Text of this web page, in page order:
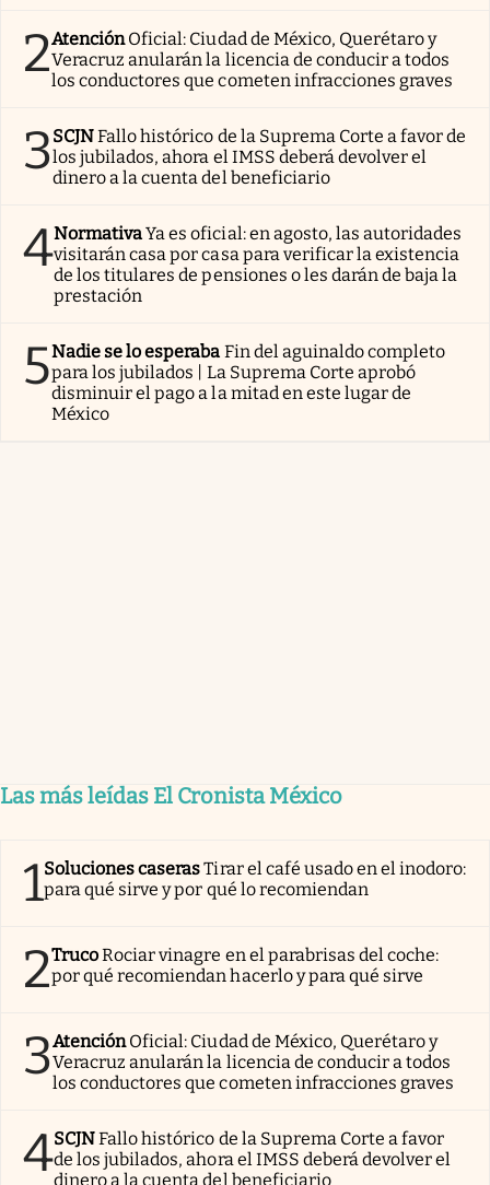
2AtenciónOficial: Ciudad de México, Querétaro y
Veracruz anularán la licencia de conducir a todos
los conductores que cometen infracciones graves
3SCJNFallo histórico de la Suprema Corte a favor de
los jubilados, ahora el IMSS deberá devolver el
dinero a la cuenta del beneficiario
4NormativaYa es oficial: en agosto, las autoridades
visitarán casa por casa para verificar la existencia
de los titulares de pensiones o les darán de baja la
prestación
5Nadie se lo esperaba Fin del aguinaldo completo
para los jubilados | La Suprema Corte aprobó
disminuir el pago a la mitad en este lugar de
México
Las más leídas El Cronista México
1Soluciones caserasTirar el café usado en el inodoro:
para qué sirve y por qué lo recomiendan
2TrucoRociar vinagre en el parabrisas del coche:
por qué recomiendan hacerlo y para qué sirve
3AtenciónOficial: Ciudad de México, Querétaro y
Veracruz anularán la licencia de conducir a todos
los conductores que cometen infracciones graves
4SCJNFallo histórico de la Suprema Corte a favor
de los jubilados, ahora el IMSS deberá devolver el
dinero a la cuenta del beneficiario